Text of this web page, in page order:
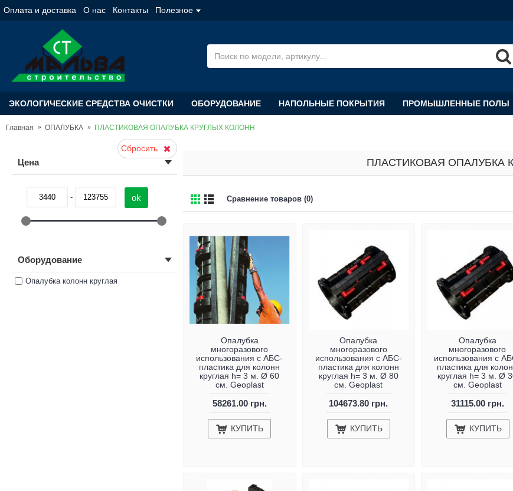
Оплата и доставка О нас Контакты Полезное
ЭКОЛОГИЧЕСКИЕ СРЕДСТВА ОЧИСТКИ ОБОРУДОВАНИЕ НАПОЛЬНЫЕ ПОКРЫТИЯ ПРОМЫШЛЕННЫЕ ПОЛЫ
Главная ОПАЛУБКА ПЛАСТИКОВАЯ ОПАЛУБКА КРУГЛЫХ КОЛОНН
Сбросить
Цена
-
Оборудование
Опалубка колонн круглая
ПЛАСТИКОВАЯ ОПАЛУБКА
Сравнение товаров (0)
Опалубка
многоразового
использования с АБС-
пластика для колонн
круглая h= 3 м. Ø 60
см. Geoplast
58261.00 грн.
КУПИТЬ
Опалубка
многоразового
использования с АБС-
пластика для колонн
круглая h= 3 м. Ø 80
см. Geoplast
104673.80 грн.
КУПИТЬ
Опалубка
многоразового
использования с
пластика для
круглая h= 3 м. Ø
см. Geoplast
31115.00 грн.
КУПИТЬ